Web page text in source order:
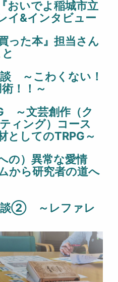
おいでよ稲城市立
イ&インタビュー
った本』担当さん
～こわくない！
！！～
～文芸創作（ク
ィング）コース
としてのTRPG～
の）異常な愛情
から研究者の道へ
談② ～レファレ